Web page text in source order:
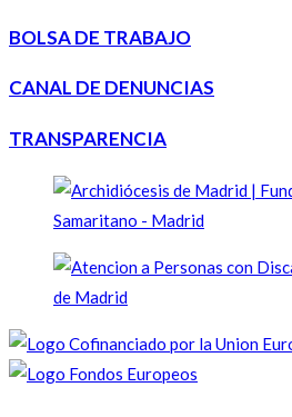
BOLSA DE TRABAJO
CANAL DE DENUNCIAS
TRANSPARENCIA